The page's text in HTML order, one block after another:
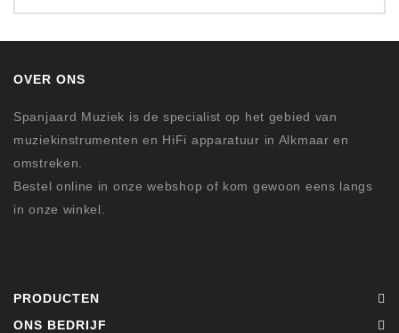
OVER ONS
Spanjaard Muziek is de specialist op het gebied van
muziekinstrumenten en HiFi apparatuur in Alkmaar en
omstreken.
Bestel online in onze webshop of kom gewoon eens langs
in onze winkel.
PRODUCTEN
ONS BEDRIJF